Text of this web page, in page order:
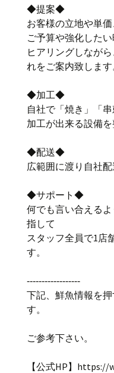
◆提案◆
お客様の立地や単
ご予算や強化した
ヒアリングしなが
れをご案内致します
◆加工◆
自社で「焼き」「
加工が出来る設備を
◆配送◆
広範囲に渡り自社配
◆サポート◆
何でも言い合える
指して
スタッフ全員で1店
す。
‐‐‐‐‐‐‐‐‐‐‐‐‐‐‐‐‐‐
下記、鮮魚情報を
す。
ご参考下さい。
【公式HP】https://